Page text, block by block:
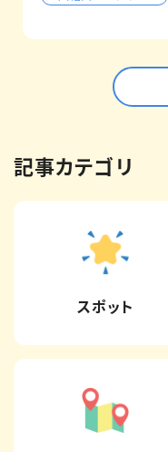
記事カテゴリ
スポット